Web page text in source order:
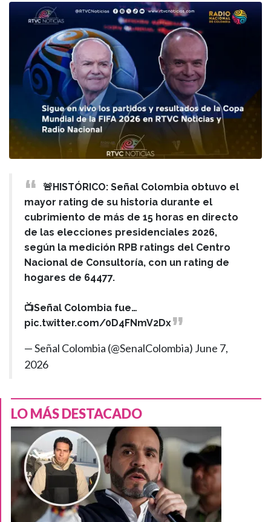
🚨HISTÓRICO: Señal Colombia obtuvo el
mayor rating de su historia durante el
cubrimiento de más de 15 horas en directo
de las elecciones presidenciales 2026,
según la medición RPB ratings del Centro
Nacional de Consultoría, con un rating de
hogares de 64477.
📺Señal Colombia fue…
pic.twitter.com/0D4FNmV2Dx
— Señal Colombia (@SenalColombia) June 7,
2026
LO MÁS DESTACADO